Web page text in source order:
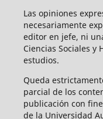
Las opiniones
necesariamente
editor en jefe, ni
Ciencias Sociales y
estudios.
Queda
parcial de los
publicación con
de la Universidad